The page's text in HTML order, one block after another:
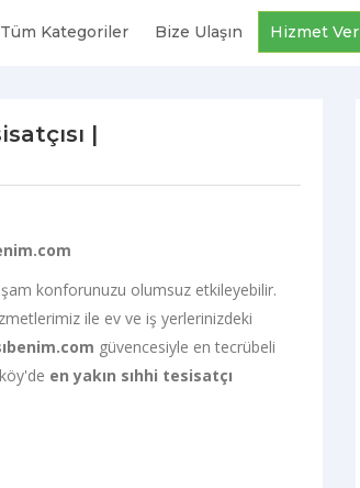
Tüm Kategoriler Bize Ulaşın Hizmet Ver
|
konforunuzu olumsuz etkileyebilir.
ile ev ve iş yerlerinizdeki
güvencesiyle en tecrübeli
en yakın sıhhi tesisatçı